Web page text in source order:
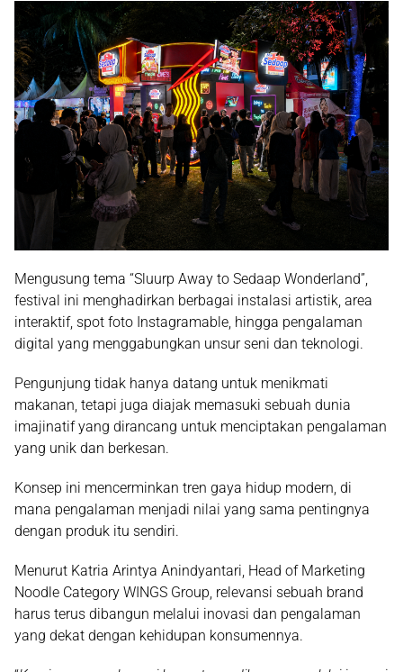
Mengusung tema “Sluurp Away to Sedaap Wonderland”,
festival ini menghadirkan berbagai instalasi artistik, area
interaktif, spot foto Instagramable, hingga pengalaman
digital yang menggabungkan unsur seni dan teknologi.
Pengunjung tidak hanya datang untuk menikmati
makanan, tetapi juga diajak memasuki sebuah dunia
imajinatif yang dirancang untuk menciptakan pengalaman
yang unik dan berkesan.
Konsep ini mencerminkan tren gaya hidup modern, di
mana pengalaman menjadi nilai yang sama pentingnya
dengan produk itu sendiri.
Menurut Katria Arintya Anindyantari, Head of Marketing
Noodle Category WINGS Group, relevansi sebuah brand
harus terus dibangun melalui inovasi dan pengalaman
yang dekat dengan kehidupan konsumennya.